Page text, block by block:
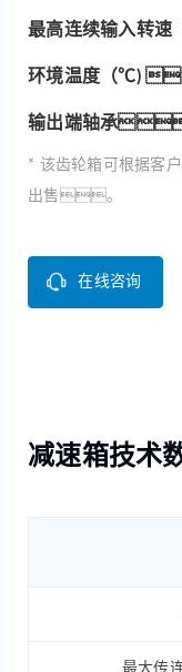
最高连续输入转
环境温度（℃)
输出端轴承
* 该齿轮箱可根据
出售。
在线咨询
减速箱技术
最大传